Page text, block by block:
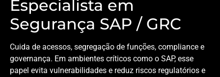
Especialista em
Segurança SAP / GRC
Cuida de acessos, segregação de funções, compliance e
governança. Em ambientes críticos como o SAP, esse
papel evita vulnerabilidades e reduz riscos regulatórios e